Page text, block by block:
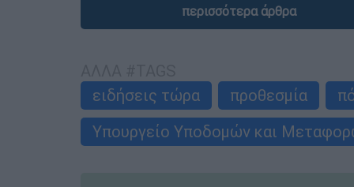
περισσότερα άρθρα
ειδήσεις τώρα
προθεσμία
Υπουργείο Υποδομών και